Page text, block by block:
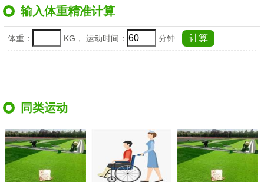
输入体重精准计算
体重： KG， 运动时间： 分钟
同类运动